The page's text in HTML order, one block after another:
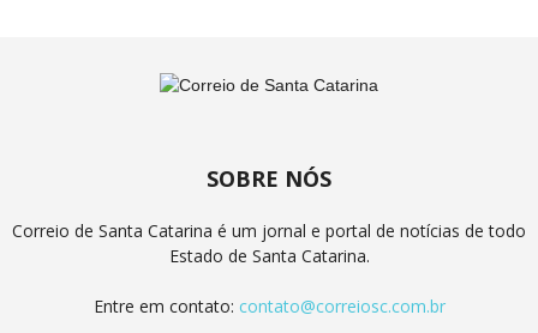
SOBRE NÓS
Correio de Santa Catarina é um jornal e portal de notícias de todo
Estado de Santa Catarina.
Entre em contato: contato@correiosc.com.br